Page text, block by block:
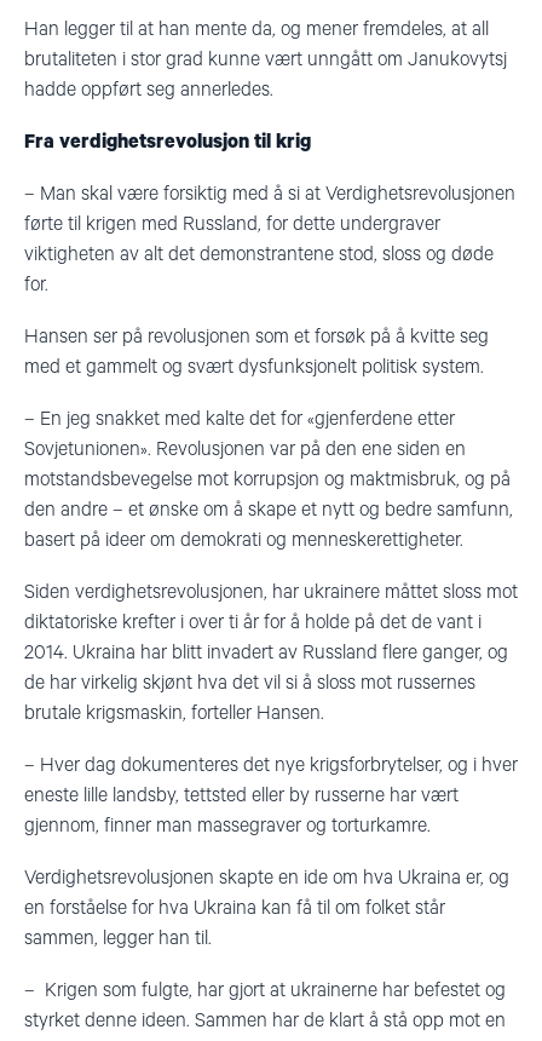
Han legger til at han mente da, og mener fremdeles, at all
brutaliteten i stor grad kunne vært unngått om Janukovytsj
hadde oppført seg annerledes.
Fra verdighetsrevolusjon til krig
– Man skal være forsiktig med å si at Verdighetsrevolusjonen
førte til krigen med Russland, for dette undergraver
viktigheten av alt det demonstrantene stod, sloss og døde
for.
Hansen ser på revolusjonen som et forsøk på å kvitte seg
med et gammelt og svært dysfunksjonelt politisk system.
– En jeg snakket med kalte det for «gjenferdene etter
Sovjetunionen». Revolusjonen var på den ene siden en
motstandsbevegelse mot korrupsjon og maktmisbruk, og på
den andre – et ønske om å skape et nytt og bedre samfunn,
basert på ideer om demokrati og menneskerettigheter.
Siden verdighetsrevolusjonen, har ukrainere måttet sloss mot
diktatoriske krefter i over ti år for å holde på det de vant i
2014. Ukraina har blitt invadert av Russland flere ganger, og
de har virkelig skjønt hva det vil si å sloss mot russernes
brutale krigsmaskin, forteller Hansen.
– Hver dag dokumenteres det nye krigsforbrytelser, og i hver
eneste lille landsby, tettsted eller by russerne har vært
gjennom, finner man massegraver og torturkamre.
Verdighetsrevolusjonen skapte en ide om hva Ukraina er, og
en forståelse for hva Ukraina kan få til om folket står
sammen, legger han til.
– Krigen som fulgte, har gjort at ukrainerne har befestet og
styrket denne ideen. Sammen har de klart å stå opp mot en